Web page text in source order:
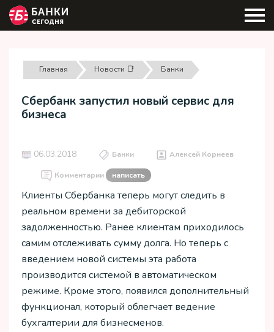
Главная Новости 📑 Банки
Сбербанк запустил новый сервис для
бизнеса
06.03.2018 Банки Алексей Корнеев
Комментарии написать
Клиенты Сбербанка теперь могут следить в
реальном времени за дебиторской
задолженностью. Ранее клиентам приходилось
самим отслеживать сумму долга. Но теперь с
введением новой системы эта работа
производится системой в автоматическом
режиме. Кроме этого, появился дополнительный
функционал, который облегчает ведение
бухгалтерии для бизнесменов.